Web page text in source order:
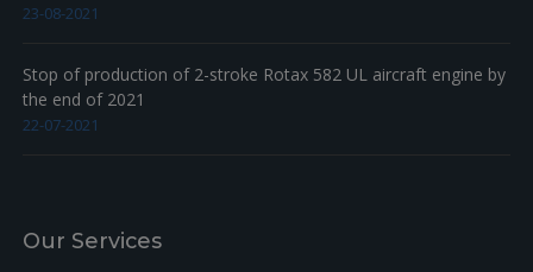
23-08-2021
Stop of production of 2-stroke Rotax 582 UL aircraft engine by
the end of 2021
22-07-2021
Our Services